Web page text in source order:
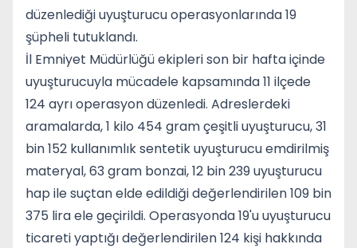
düzenlediği uyuşturucu operasyonlarında 19
şüpheli tutuklandı.
İl Emniyet Müdürlüğü ekipleri son bir hafta içinde
uyuşturucuyla mücadele kapsamında 11 ilçede
124 ayrı operasyon düzenledi. Adreslerdeki
aramalarda, 1 kilo 454 gram çeşitli uyuşturucu, 31
bin 152 kullanımlık sentetik uyuşturucu emdirilmiş
materyal, 63 gram bonzai, 12 bin 239 uyuşturucu
hap ile suçtan elde edildiği değerlendirilen 109 bin
375 lira ele geçirildi. Operasyonda 19'u uyuşturucu
ticareti yaptığı değerlendirilen 124 kişi hakkında